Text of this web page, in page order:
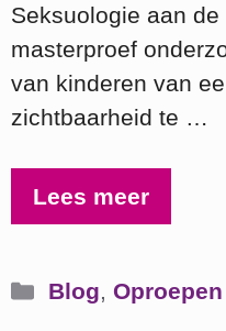
Seksuologie aan
masterproef
van kinderen van
zichtbaarheid te …
Lees meer
Categorieën
Blog, Oproepen